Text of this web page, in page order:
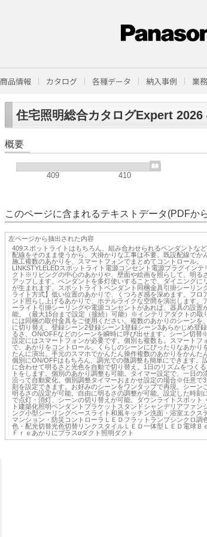
商品情報 カタログ 各種データ 納入事例 業
住宅照明総合カタログExpert 2026
概要
409 410
このページに含まれるテキストデータ(PDFか
左ページから抽出された内容
409スポットライトはもちろん、組み合わせられるペンダントな
配線をそのまま使うから、大掛かりな工事は不要。既設配線でか
施工複数のあかりを、スマートフォンでまとめてコントロール。
LINKSTYLELEDスポットライト電源コンセント電源プラグインテ
クト※リビングの中心のあかりや、壁面や絵画を照らして、明る
アップします。ペンダントを多灯使いすることで、ダイニングに
が生まれます。スポットライトペンダント同梱金具引掛シーリン
ライト方式】低い位置のあかりで、くつろぎ感を深めます。フロ
ンド照らし上げるあかりで、ホテルライクな空間を演出します。
ーライト引掛シーリングや電源コンセントがあれば、器具の設置
能。（最大15台まで設定（接続）可能）※インテリアダクトの取
には同梱の取付金具をご使用ください。複数のあかりのシーンを
に切り替え。登録シーン2登録シーン1登録シーン3あらかじめ登
るさ、ON/OFFなどのシーンを瞬時に呼び出せます。シーン切替
設定にはスマートフォンが必要です。個別も複数も。スマートフ
で、あかりをコントロール。くらしのシーンにぴったりなあかり
たんに演出。手元のスマホでかんたん操作複数のあかりをかんた
個別にON/OFFはもちろん、調光での微調整も簡単にできます。
に合わせて明るさと光色を自動で切り替え。1日のリズムをつく
トをします。個別のあかり調整も可能。タイマー設定で、一日の
沿って自動変化。個別調整タイマーおまかせ設定の場合※任意で
刻を設定できます。お好みのシーンをワンタップで再現。シーン
明るさの設定が可能。自由に明るさの調整が可能。設定した時刻
で点灯・消灯、シーンの切り替えが可能。ダウンライトスポット
ト建築化照明ペンダントブラケットスタンドシャンデリアファン
ング小型シーリングベースライト和風キッチン洗面・浴室エクス
マンション・防災コントローラＬＥＤフラットランプシンクロ調
色・配光切替光色切替リンクスタイルＬＥＤ一体型ＬＥＤ電球Ｂ
Ｆｒｅあかりにプラスαダクト照明ダクト